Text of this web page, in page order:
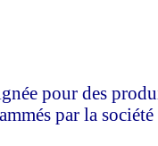
pour des
par la